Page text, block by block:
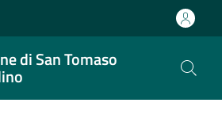
di San Tomaso